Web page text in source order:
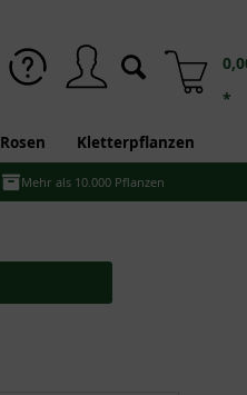
*
Rosen Kletterpflanzen
Mehr als 10.000 Pflanzen